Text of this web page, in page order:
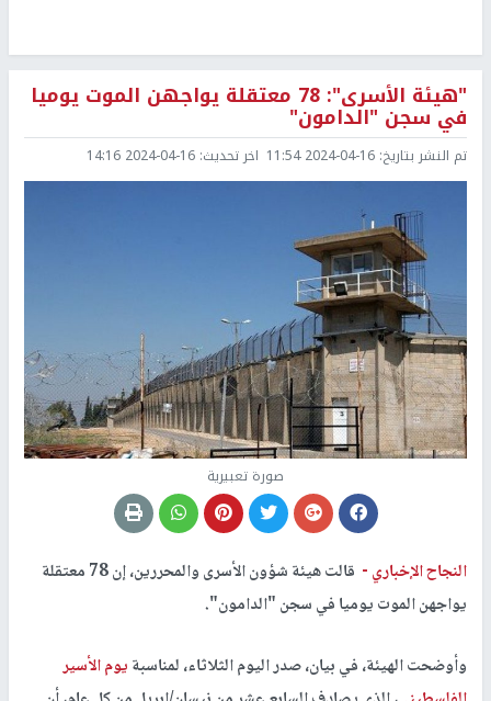
"هيئة الأسرى": 78 معتقلة يواجهن الموت يوميا
في سجن "الدامون"
تم النشر بتاريخ: 2024-04-16 11:54 اخر تحديث: 2024-04-16 14:16
صورة تعبيرية
النجاح الإخباري -
قالت هيئة شؤون الأسرى والمحررين، إن 78 معتقلة
يواجهن الموت يوميا في سجن "الدامون".
وأوضحت الهيئة، في بيان، صدر اليوم الثلاثاء، لمناسبةيوم الأسير